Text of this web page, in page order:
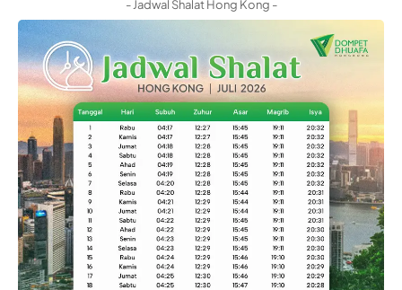
- Jadwal Shalat Hong Kong -